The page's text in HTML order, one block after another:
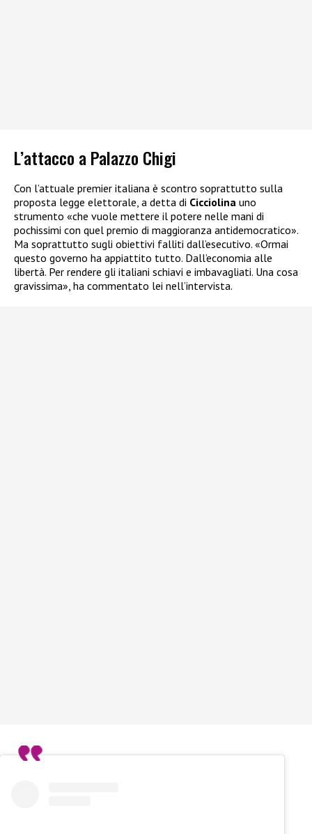
L’attacco a Palazzo Chigi
Con l’attuale premier italiana è scontro soprattutto sulla
proposta legge elettorale, a detta di Cicciolina uno
strumento «che vuole mettere il potere nelle mani di
pochissimi con quel premio di maggioranza antidemocratico».
Ma soprattutto sugli obiettivi falliti dall’esecutivo. «Ormai
questo governo ha appiattito tutto. Dall’economia alle
libertà. Per rendere gli italiani schiavi e imbavagliati. Una cosa
gravissima», ha commentato lei nell’intervista.